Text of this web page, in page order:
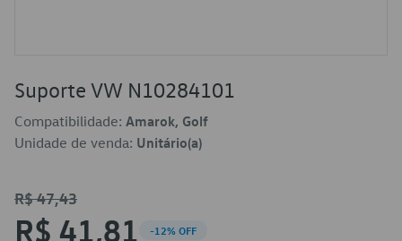
Suporte VW N10284101
Compatibilidade: Amarok, Golf
Unidade de venda: Unitário(a)
R$ 47,43
R$ 41,81 -12% OFF